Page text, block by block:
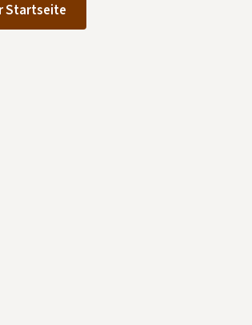
Startseite